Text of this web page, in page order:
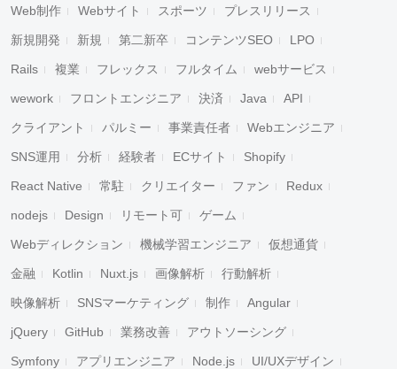
Web制作 Webサイト スポーツ プレスリリース
新規開発 新規 第二新卒 コンテンツSEO LPO
Rails 複業 フレックス フルタイム webサービス
wework フロントエンジニア 決済 Java API
クライアント パルミー 事業責任者 Webエンジニア
SNS運用 分析 経験者 ECサイト Shopify
React Native 常駐 クリエイター ファン Redux
nodejs Design リモート可 ゲーム
Webディレクション 機械学習エンジニア 仮想通貨
金融 Kotlin Nuxt.js 画像解析 行動解析
映像解析 SNSマーケティング 制作 Angular
jQuery GitHub 業務改善 アウトソーシング
Symfony アプリエンジニア Node.js UI/UXデザイン